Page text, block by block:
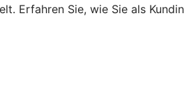
Erfahren Sie, wie Sie als Kundin